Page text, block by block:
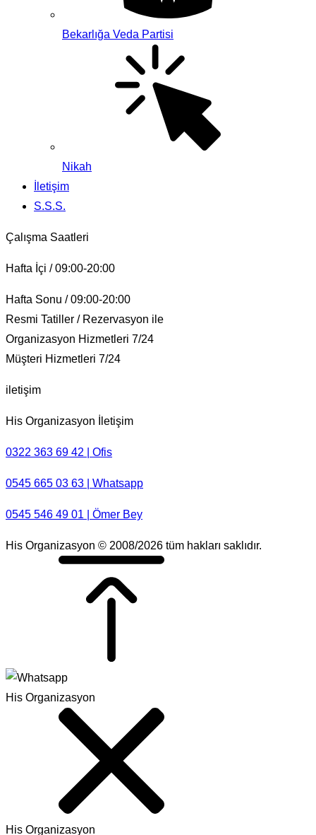
Bekarlığa Veda Partisi
Nikah
İletişim
S.S.S.
Çalışma Saatleri
Hafta İçi / 09:00-20:00
Hafta Sonu / 09:00-20:00
Resmi Tatiller / Rezervasyon ile
Organizasyon Hizmetleri 7/24
Müşteri Hizmetleri 7/24
iletişim
His Organizasyon İletişim
0322 363 69 42 | Ofis
0545 665 03 63 | Whatsapp
0545 546 49 01 | Ömer Bey
His Organizasyon © 2008/2026 tüm hakları saklıdır.
His Organizasyon
His Organizasyon